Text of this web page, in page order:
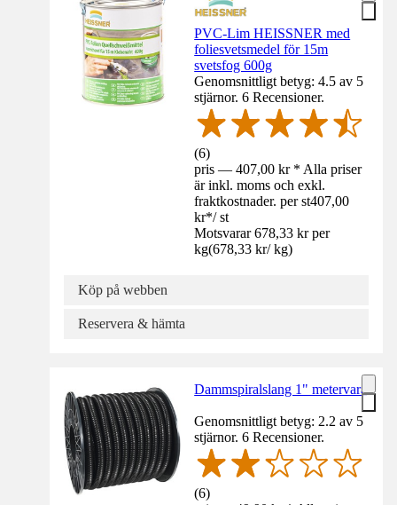
PVC-Lim HEISSNER med
foliesvetsmedel för 15m
svetsfog 600g
Genomsnittligt betyg: 4.5 av 5
stjärnor. 6 Recensioner.
(6)
pris — 407,00 kr * Alla priser
är inkl. moms och exkl.
fraktkostnader. per st407,00
kr*/ st
Motsvarar 678,33 kr per
kg(678,33 kr/ kg)
Köp på webben
Reservera & hämta
Dammspiralslang 1" metervara
Genomsnittligt betyg: 2.2 av 5
stjärnor. 6 Recensioner.
(6)